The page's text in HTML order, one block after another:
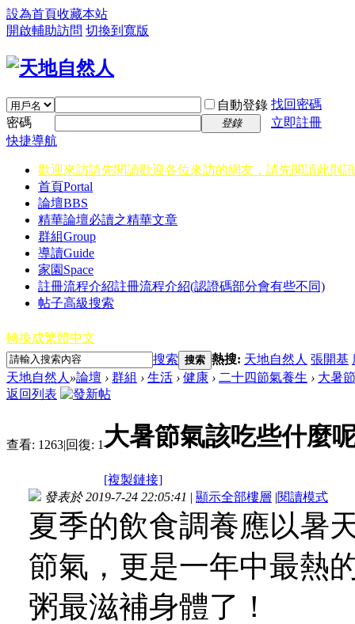
設為首頁收藏本站
開啟輔助訪問 切換到寬版
自動登錄 找回密碼
密碼
登錄
立即註冊
快捷導航
歡迎來訪請先閱讀歡迎各位來訪的網友，請先閱讀此則
首頁Portal
論壇BBS
精華論壇必讀之精華文章
群組Group
導讀Guide
家園 Space
註冊流程介紹註冊流程介紹(認證碼部分會有些不同)
帖子高級搜索
轉換成繁體中文
搜索 搜索 熱搜: 天地自然人 張開基
天地自然人 »論壇 › 群組 › 生活 › 健康 › 二十四節氣養生 › 大暑
返回列表
查看: 1263|回復: 1大暑節氣該吃些什麼
[複製鏈接]
發表於 2019-7-24 22:05:41 | 顯示全部樓層 |閱讀模式
夏季的飲食調養應以暑
節氣，更是一年中最熱
粥最滋補身體了！